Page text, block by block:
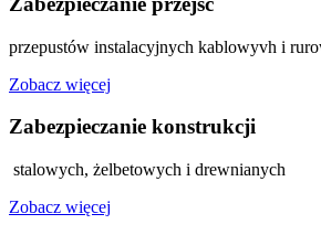
przepustów instalacyjnych kablowyvh i
Zobacz więcej
Zabezpieczanie konstrukcji
stalowych, żelbetowych i drewnianych
Zobacz więcej